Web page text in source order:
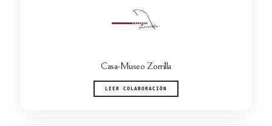
Casa-Museo Zorrilla
LEER COLABORACIÓN